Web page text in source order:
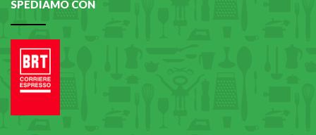
SPEDIAMO CON